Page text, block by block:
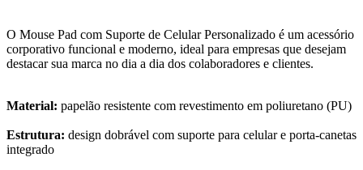
O Mouse Pad com Suporte de Celular Personalizado é um acessório
corporativo funcional e moderno, ideal para empresas que desejam
destacar sua marca no dia a dia dos colaboradores e clientes.
Material: papelão resistente com revestimento em poliuretano (PU)
Estrutura: design dobrável com suporte para celular e porta-canetas
integrado